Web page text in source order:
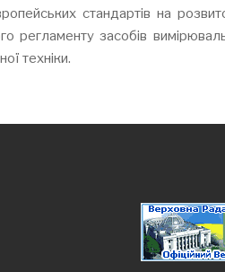
стандартів на
регламенту засобів
техніки.